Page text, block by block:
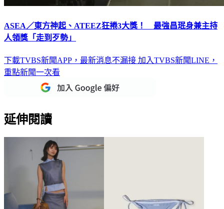
ASEA／東方神起、ATEEZ狂捲3大獎！ 最強昌珉身兼主持
人領獎「走到歹勢」
下載TVBS新聞APP，最新消息不漏接 加入TVBS新聞LINE，
重點新聞一次看
延伸閱讀